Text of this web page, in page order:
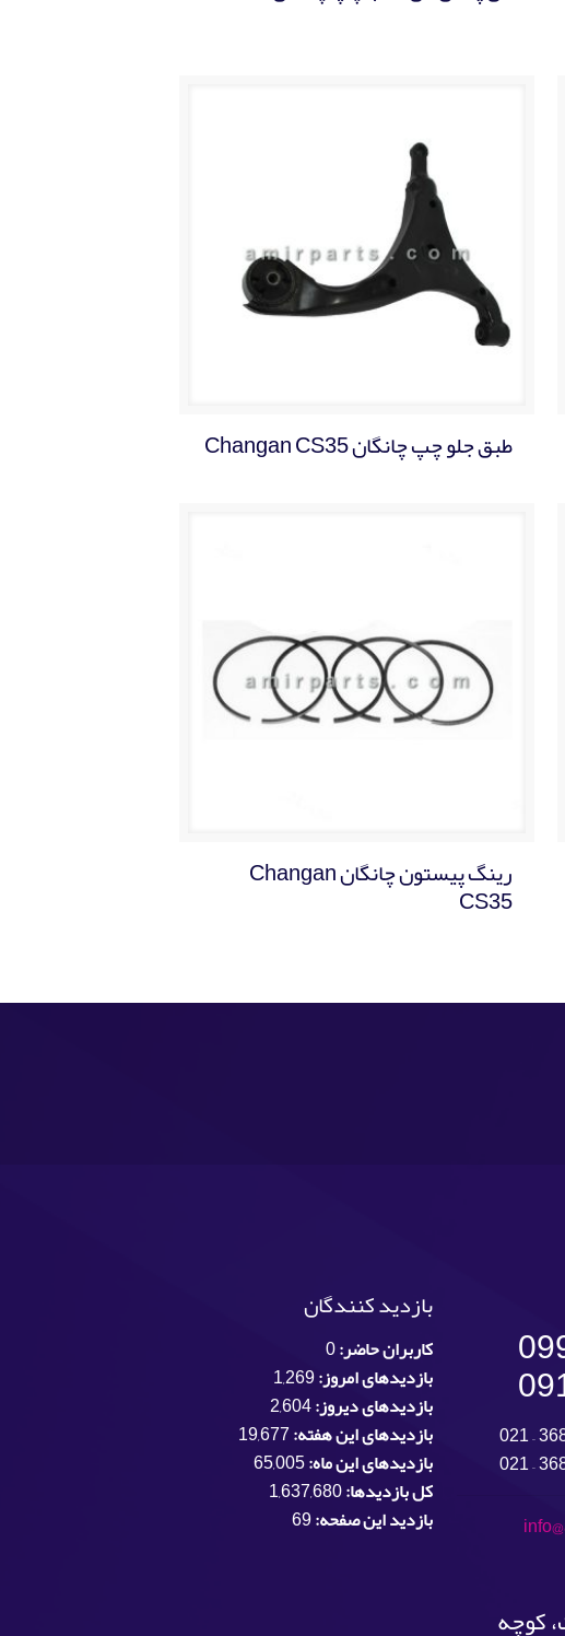
طبق جلو چپ چانگان Changan CS35
رینگ پیستون چانگان Changan
CS35
کوچه
بازدید کنندگان
کاربران حاضر:0
بازدیدهای امروز:1,269
بازدیدهای دیروز:2,604
بازدیدهای این هفته:19,677
بازدیدهای این ماه:65,005
کل بازدیدها:1,637,680
بازدید این صفحه:69